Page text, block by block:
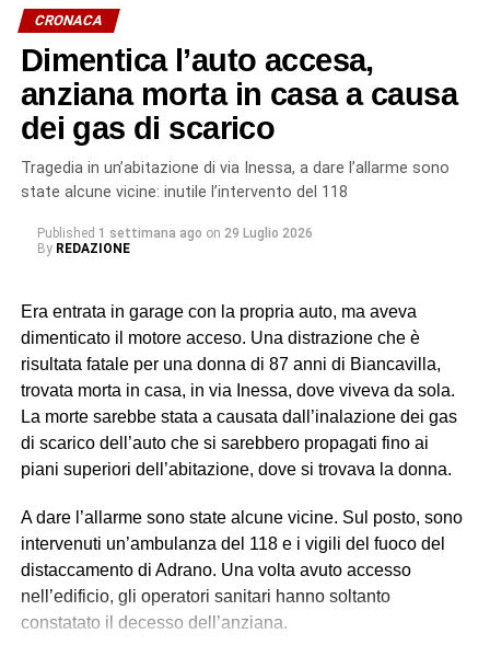
a lavorare e ad accettare le condizioni imposte dietro
violenza e minacce.
L’indagine è scaturita dalla denuncia di quattro cittadini
marocchini dipendenti da uno pseudo imprenditore
rumeno, sostenuti dall’associazione Penelope, sulle cui
dichiarazioni hanno avuto origine gli accertamenti a
riscontro da parte dei militari del Nucleo Carabinieri
lavoro “di fatto”. Gli altri tre (destinatari dell’obbligo di
presentazione alla polizia giudiziaria) eseguivano gli
ordini e svolgevano funzioni di controllo sul campo,
vigilando sull’attività dei lavoratori, imponendo ritmi e
carichi sproporzionati con “modalità intimidatorie”. Erano
loro a gestire anche l’alloggio fatiscente (privo di luce e
acqua) imposto ai lavoratori, trattenendone le somme
allontanarli se non avessero accettato tali condizioni,
contribuendo così a mantenere le condizioni di
sfruttamento e dipendenza economica e abitativa.
© RIPRODUZIONE RISERVATA
CRONACA
Dimentica l’auto accesa,
anziana morta in casa a causa
dei gas di scarico
Tragedia in un’abitazione di via Inessa, a dare l’allarme sono
state alcune vicine: inutile l’intervento del 118
Published 1 settimana ago on 29 Luglio 2026
By REDAZIONE
Era entrata in garage con la propria auto, ma aveva
dimenticato il motore acceso. Una distrazione che è
risultata fatale per una donna di 87 anni di Biancavilla,
trovata morta in casa, in via Inessa, dove viveva da sola.
La morte sarebbe stata a causata dall’inalazione dei gas
di scarico dell’auto che si sarebbero propagati fino ai
piani superiori dell’abitazione, dove si trovava la donna.
A dare l’allarme sono state alcune vicine. Sul posto, sono
intervenuti un’ambulanza del 118 e i vigili del fuoco del
distaccamento di Adrano. Una volta avuto accesso
nell’edificio, gli operatori sanitari hanno soltanto
constatato il decesso dell’anziana.